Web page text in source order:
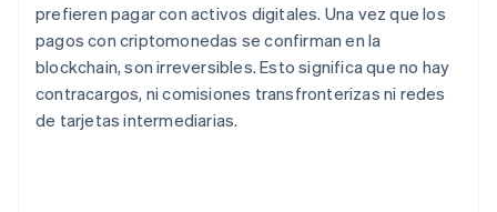
prefieren pagar con activos digitales. Una vez que los
pagos con criptomonedas se confirman en la
blockchain, son irreversibles. Esto significa que no hay
contracargos, ni comisiones transfronterizas ni redes
de tarjetas intermediarias.